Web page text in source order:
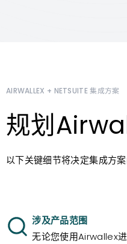
AIRWALLEX + NETSUITE 集成方案
规划
以下关键细节将决定集成方案
涉及产品范围
无论您使用Airwallex